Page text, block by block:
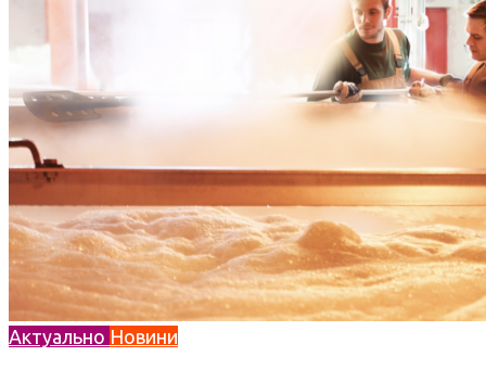
Актуально Новини